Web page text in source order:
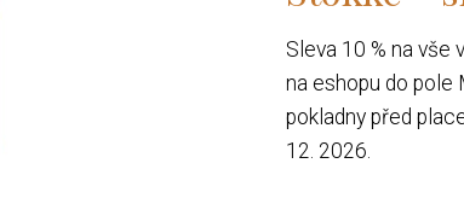
Sleva 10 % na vše
na eshopu do pole
pokladny před
12. 2026.